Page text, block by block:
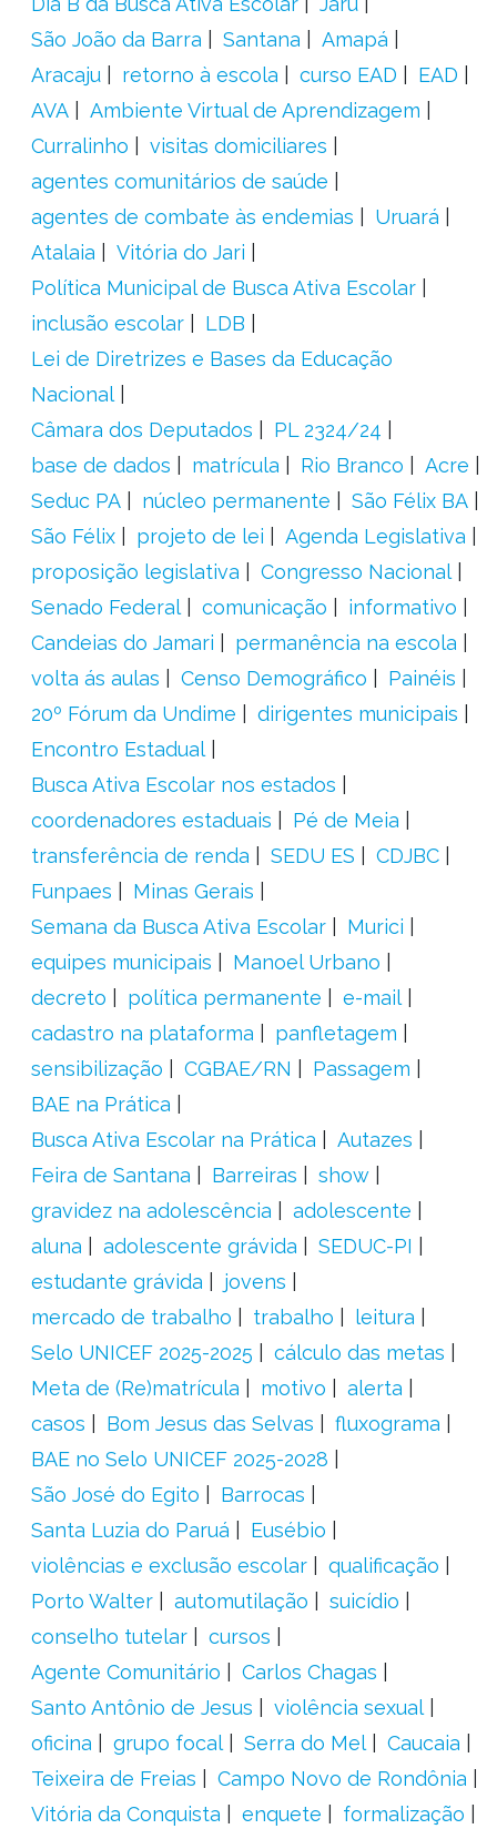
São João da Barra
Santana
Amapá
Aracaju
retorno à escola curso EAD
EAD
AVA
Ambiente Virtual de Aprendizagem
Curralinho
visitas domiciliares
agentes comunitários de saúde
agentes de combate às endemias
Uruará
Atalaia
Vitória do Jari
Política Municipal de Busca Ativa Escolar
inclusão escolar
LDB
Lei de Diretrizes e Bases da Educação
Nacional
Câmara dos Deputados
PL 2324/24
base de dados
matrícula Rio Branco
Acre
Seduc PA
núcleo permanente
São Félix BA
São Félix
projeto de lei
Agenda Legislativa
proposição legislativa
Congresso Nacional
Senado Federal
comunicação
informativo
Candeias do Jamari
permanência na escola
volta ás aulas
Censo Demográfico
Painéis
20º Fórum da Undime
dirigentes municipais
Encontro Estadual
Busca Ativa Escolar nos estados
coordenadores estaduais
Pé de Meia
transferência de renda
SEDU ES
CDJBC
Funpaes
Minas Gerais
Semana da Busca Ativa Escolar
Murici
equipes municipais
Manoel Urbano
decreto
política permanente
e-mail
cadastro na plataforma
panfletagem
sensibilização
CGBAE/RN
Passagem
BAE na Prática
Busca Ativa Escolar na Prática
Autazes
Feira de Santana
Barreiras
show
gravidez na adolescência
adolescente
aluna
adolescente grávida
SEDUC-PI
estudante grávida
jovens
mercado de trabalho
trabalho
leitura
Selo UNICEF 2025-2025
cálculo das metas
Meta de (Re)matrícula
motivo
alerta
casos
Bom Jesus das Selvas
fluxograma
BAE no Selo UNICEF 2025-2028
São José do Egito
Barrocas
Santa Luzia do Paruá
Eusébio
violências e exclusão escolar
qualificação
Porto Walter
automutilação
suicídio
conselho tutelar
cursos
Agente Comunitário
Carlos Chagas
Santo Antônio de Jesus
violência sexual
oficina
grupo focal Serra do Mel
Caucaia
Teixeira de Freias
Campo Novo de Rondônia
Vitória da Conquista
enquete
formalização